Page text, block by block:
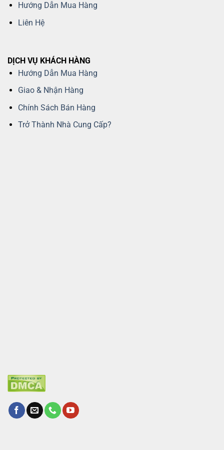
Hướng Dẫn Mua Hàng
Liên Hệ
DỊCH VỤ KHÁCH HÀNG
Hướng Dẫn Mua Hàng
Giao & Nhận Hàng
Chính Sách Bán Hàng
Trở Thành Nhà Cung Cấp?